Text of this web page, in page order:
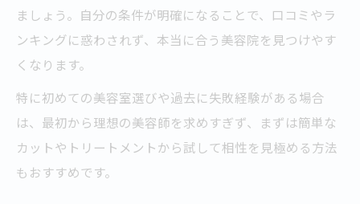
ましょう。自分の条件が明確になることで、口コミやラ
ンキングに惑わされず、本当に合う美容院を見つけやす
くなります。
特に初めての美容室選びや過去に失敗経験がある場合
は、最初から理想の美容師を求めすぎず、まずは簡単な
カットやトリートメントから試して相性を見極める方法
もおすすめです。